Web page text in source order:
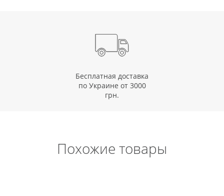
Бесплатная доставка
по Украине от 3000
грн.
Похожие товары